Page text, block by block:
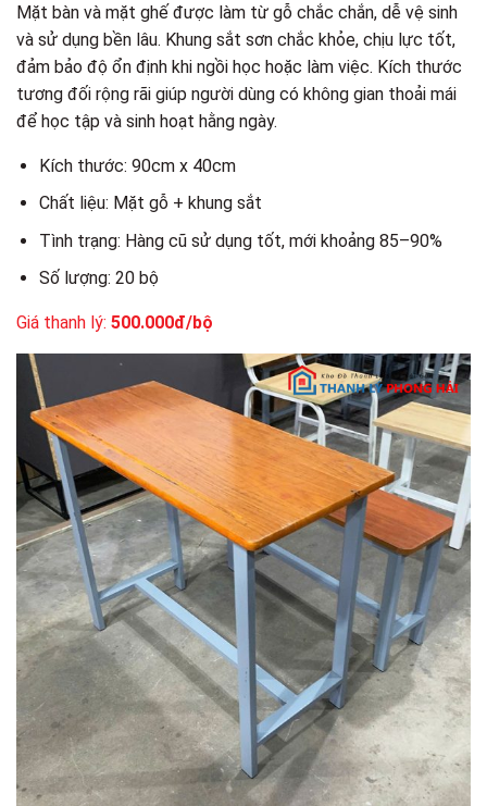
Mặt bàn và mặt ghế được làm từ gỗ chắc chắn, dễ vệ sinh
và sử dụng bền lâu. Khung sắt sơn chắc khỏe, chịu lực tốt,
đảm bảo độ ổn định khi ngồi học hoặc làm việc. Kích thước
tương đối rộng rãi giúp người dùng có không gian thoải mái
để học tập và sinh hoạt hằng ngày.
Kích thước: 90cm x 40cm
Chất liệu: Mặt gỗ + khung sắt
Tình trạng: Hàng cũ sử dụng tốt, mới khoảng 85–90%
Số lượng: 20 bộ
Giá thanh lý: 500.000đ/bộ